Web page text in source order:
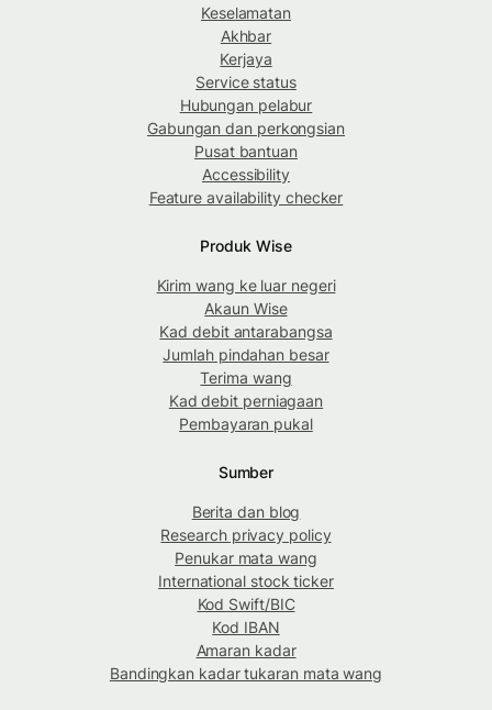
Keselamatan
Akhbar
Kerjaya
Service status
Hubungan pelabur
Gabungan dan perkongsian
Pusat bantuan
Accessibility
Feature availability checker
Produk Wise
Kirim wang ke luar negeri
Akaun Wise
Kad debit antarabangsa
Jumlah pindahan besar
Terima wang
Kad debit perniagaan
Pembayaran pukal
Sumber
Berita dan blog
Research privacy policy
Penukar mata wang
International stock ticker
Kod Swift/BIC
Kod IBAN
Amaran kadar
Bandingkan kadar tukaran mata wang